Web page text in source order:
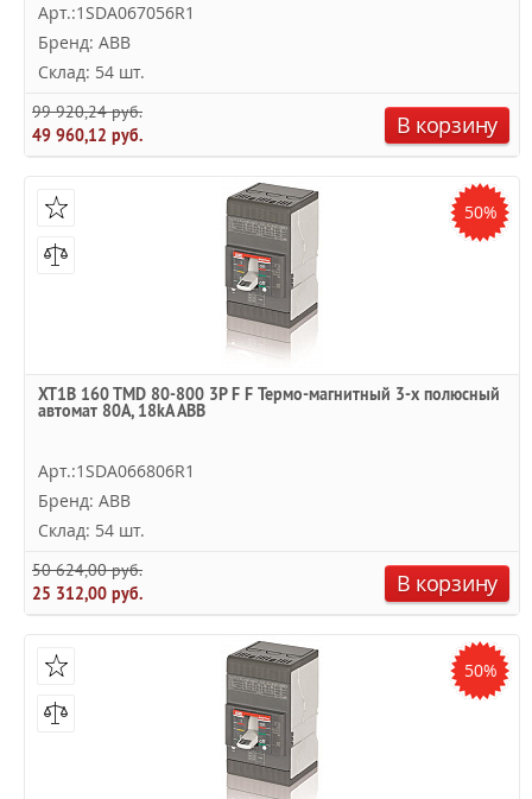
Арт.:1SDA067056R1
Бренд: ABB
Склад: 54 шт.
99 920,24 руб.
49 960,12 руб.
В корзину
50%
XT1B 160 TMD 80-800 3P F F Термо-магнитный 3-х полюсный
автомат 80А, 18kA ABB
Арт.:1SDA066806R1
Бренд: ABB
Склад: 54 шт.
50 624,00 руб.
25 312,00 руб.
В корзину
50%